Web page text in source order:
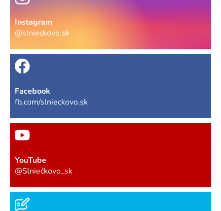
Instagram
@slnieckovo.sk
Facebook
fb.com/slnieckovo.sk
YouTube
@Slniečkovo_sk